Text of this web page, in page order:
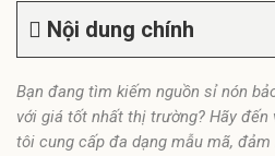
Nội dung chính
Bạn đang tìm kiếm nguồn sỉ nón
với giá tốt nhất thị trường? Hãy đến
tôi cung cấp đa dạng mẫu mã,